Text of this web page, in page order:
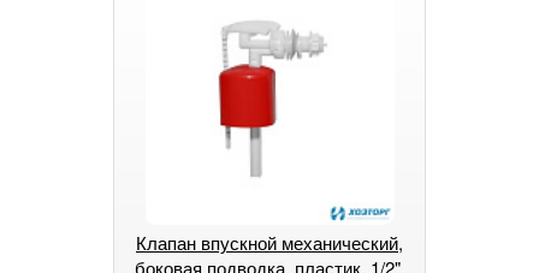
Клапан впускной механический,
боковая подводка, пластик, 1/2",